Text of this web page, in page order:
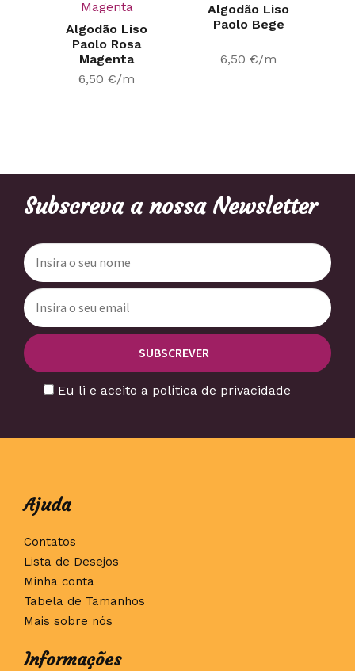
Algodão Liso
Paolo Rosa
Magenta
6,50 €/m
Algodão Liso
Paolo Bege
6,50 €/m
Subscreva a nossa Newsletter
Eu li e aceito a política de privacidade
Ajuda
Contatos
Lista de Desejos
Minha conta
Tabela de Tamanhos
Mais sobre nós
Informações